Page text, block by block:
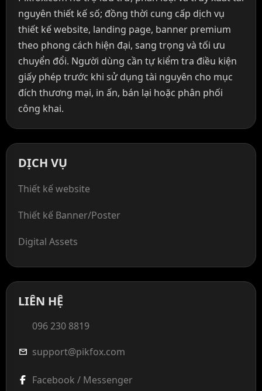
nguyên thiết kế số; đồng thời cung cấp dịch vụ
thiết kế website, landing page, banner premium
theo phong cách hiện đại, sang trọng và tối ưu
chuyển đổi. Người dùng cần tự kiểm tra điều kiện
giấy phép trước khi sử dụng tài nguyên cho mục
đích thương mại, in ấn, bán lại hoặc phân phối
công khai.
DỊCH VỤ
Thiết kế website
Thiết kế Banner/Poster
Digital Assets
LIÊN HỆ
096 230 8819
mail support@pikfox.com
Facebook / Messenger